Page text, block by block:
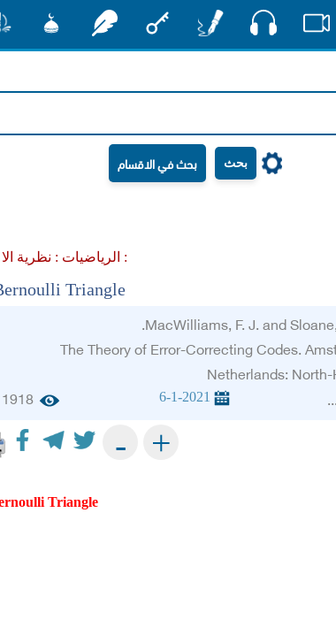
بحث
الرياضيات : نظرية الاعداد :
Triangle
MacWilliams, F. J. and
The Theory of Error-Correcting Codes.
Netherlands:
...
6-1-2021
1918
+
-
Triangle